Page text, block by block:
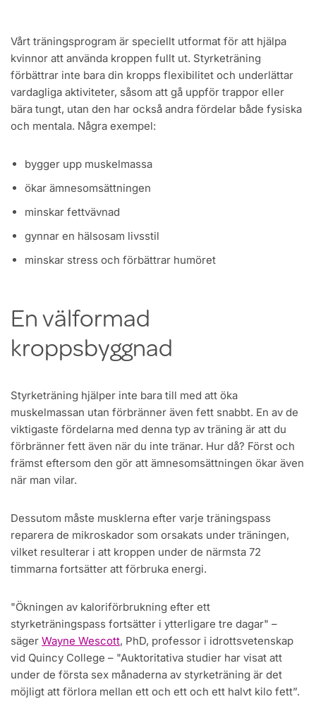
Vårt träningsprogram är speciellt utformat för att hjälpa
kvinnor att använda kroppen fullt ut. Styrketräning
förbättrar inte bara din kropps flexibilitet och underlättar
vardagliga aktiviteter, såsom att gå uppför trappor eller
bära tungt, utan den har också andra fördelar både fysiska
och mentala. Några exempel:
bygger upp muskelmassa
ökar ämnesomsättningen
minskar fettvävnad
gynnar en hälsosam livsstil
minskar stress och förbättrar humöret
En välformad
kroppsbyggnad
Styrketräning hjälper inte bara till med att öka
muskelmassan utan förbränner även fett snabbt. En av de
viktigaste fördelarna med denna typ av träning är att du
förbränner fett även när du inte tränar. Hur då? Först och
främst eftersom den gör att ämnesomsättningen ökar även
när man vilar.
Dessutom måste musklerna efter varje träningspass
reparera de mikroskador som orsakats under träningen,
vilket resulterar i att kroppen under de närmsta 72
timmarna fortsätter att förbruka energi.
"Ökningen av kaloriförbrukning efter ett
styrketräningspass fortsätter i ytterligare tre dagar" –
säger Wayne Wescott, PhD, professor i idrottsvetenskap
vid Quincy College – "Auktoritativa studier har visat att
under de första sex månaderna av styrketräning är det
möjligt att förlora mellan ett och ett och ett halvt kilo fett”.